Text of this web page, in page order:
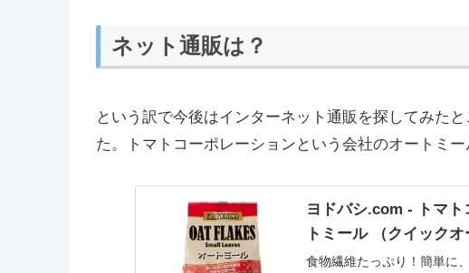
ネット通販は？
という訳で今後はインターネット通販を探してみた
た。トマトコーポレーションという会社のオートミー
ヨドバシ.com - トマ
トミール （クイック
食物繊維たっぷり！簡単に